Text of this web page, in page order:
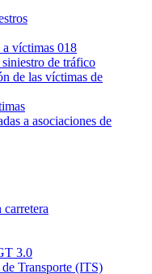
víctimas 018
de tráfico
de las víctimas de
a asociaciones de
3.0
Transporte (ITS)